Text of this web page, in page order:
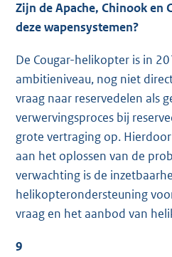
Zijn de Apache, Chinook en
deze wapensystemen?
De Cougar-helikopter is in
ambitieniveau, nog niet
vraag naar reservedelen als
verwervingsproces bij
grote vertraging op.
aan het oplossen van de
verwachting is de
helikopterondersteuning
vraag en het aanbod van
9